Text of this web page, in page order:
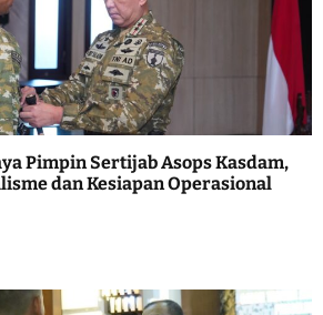
Pimpin Sertijab Asops Kasdam,
dan Kesiapan Operasional